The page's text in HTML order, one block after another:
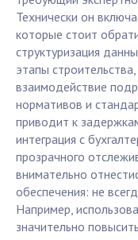
Технически он
которые стоит
структуризация
этапы
взаимодействие
нормативов и
приводит к
интеграция с
прозрачного
внимательно
обеспечения: не
Например,
значительно